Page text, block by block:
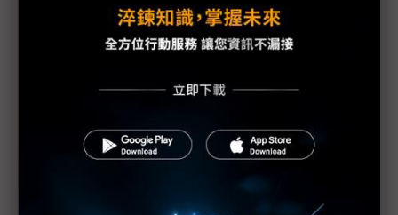
Tesla中國1Q24銷售不妙 繼比亞迪後又被吉利反超
Tesla裁員動作不止息 中國銷售部門成重災區
Elon Musk兩大重要副手也離職 Tesla大裁員估省5
Tesla集中火力衝Robotaxi 平價電動車計畫遭推遲
Tesla宣布全球裁員 Musk揭露數字超過10%